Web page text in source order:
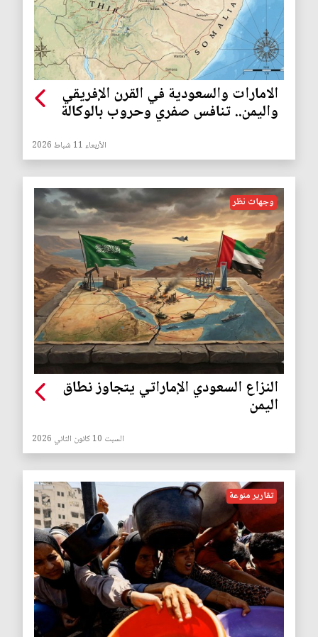
الامارات والسعودية في القرن الإفريقي
واليمن.. تنافس صفري وحروب بالوكالة
الأربعاء 11 شباط 2026
وجهات نظر
النزاع السعودي الإماراتي يتجاوز نطاق
اليمن
السبت 10 كانون الثاني 2026
تقارير منوعة